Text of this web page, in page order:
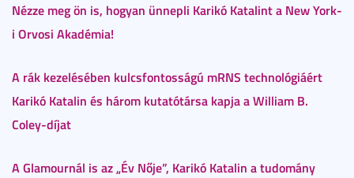
Nézze meg ön is, hogyan ünnepli Karikó Katalint a New York-
i Orvosi Akadémia!
A rák kezelésében kulcsfontosságú mRNS technológiáért
Karikó Katalin és három kutatótársa kapja a William B.
Coley-díjat
A Glamournál is az „Év Nője”, Karikó Katalin a tudomány